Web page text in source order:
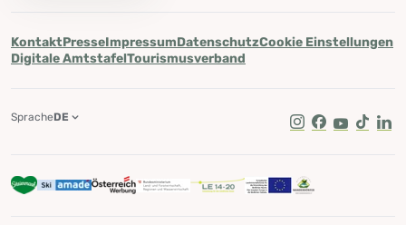
KontaktPresseImpressumDatenschutzCookie Einstellungen
Digitale AmtstafelTourismusverband
Instagram
Facebook
Youtube
Tik Tok
SpracheDE